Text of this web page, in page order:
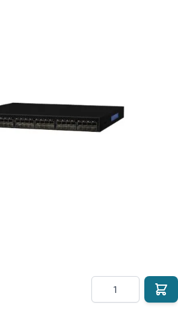
Quantité